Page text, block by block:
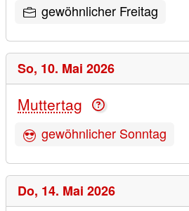
gewöhnlicher Freitag
So, 10. Mai 2026
Muttertag
gewöhnlicher Sonntag
Do, 14. Mai 2026